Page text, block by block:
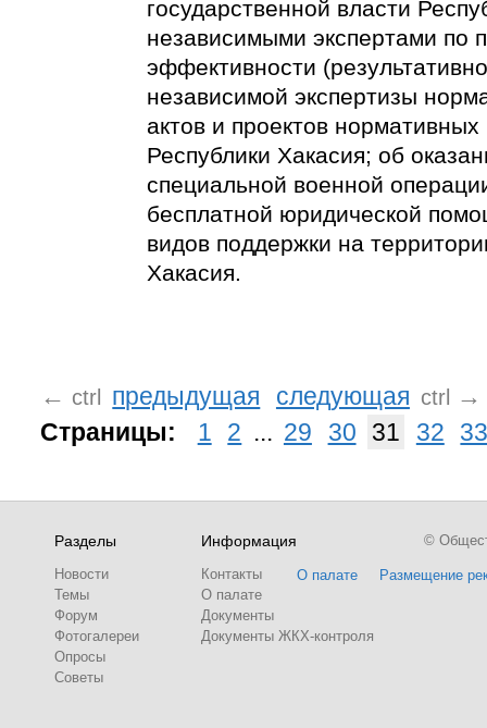
государственной власти
независимыми экспертами по
эффективности
независимой экспертизы
актов и проектов
Республики Хакасия; об
специальной военной
бесплатной юридической
видов поддержки на
Хакасия.
← ctrl предыдущая следующая ctrl
→
Страницы:
1 2 ... 29 30 31 32
Разделы
Новости
Темы
Форум
Фотогалереи
Опросы
Советы
Информация
Контакты
О палате
Документы
Документы ЖКХ-контроля
О палате Размещение
©